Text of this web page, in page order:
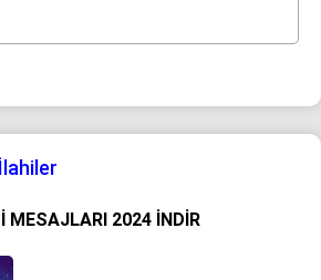
MESAJLARI 2024 İNDIR